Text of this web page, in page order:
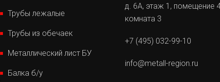
Трубы лежалые
Трубы из обечаек
Металлический лист БУ
Балка б/у
д. 6А, этаж 1, помещение
комната 3
+7 (495) 032-99-10
info@metall-region.ru